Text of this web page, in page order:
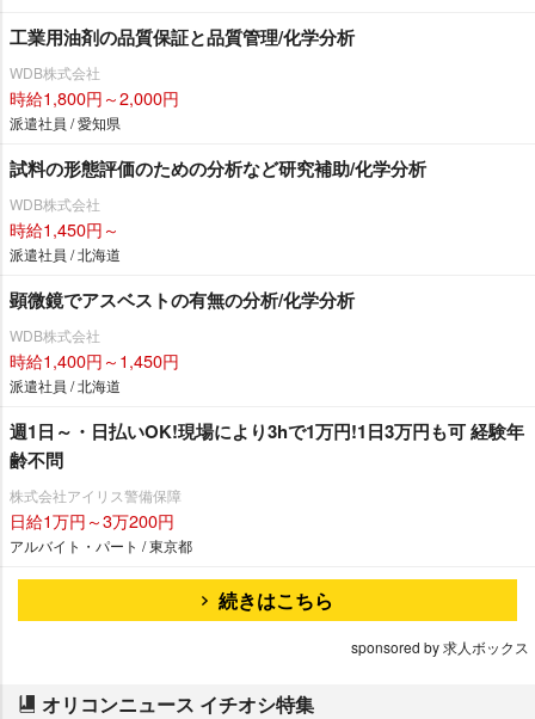
工業用油剤の品質保証と品質管理/化学分析
WDB株式会社
時給1,800円～2,000円
派遣社員 / 愛知県
試料の形態評価のための分析など研究補助/化学分析
WDB株式会社
時給1,450円～
派遣社員 / 北海道
顕微鏡でアスベストの有無の分析/化学分析
WDB株式会社
時給1,400円～1,450円
派遣社員 / 北海道
週1日～・日払いOK!現場により3hで1万円!1日3万円も可 経験年
齢不問
株式会社アイリス警備保障
日給1万円～3万200円
アルバイト・パート / 東京都
続きはこちら
sponsored by 求人ボックス
オリコンニュース イチオシ特集